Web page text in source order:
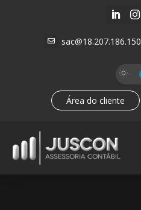
 
 sac@18.207.186.150
Área do cliente